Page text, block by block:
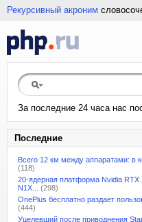
Рекурсивный акроним
За последние 24 часа нас
Последние
Всего 12 км между аппаратами: в
(118)
20-ядерная платформа Nvidia RTX
N1X...
(298)
OnePlus бесплатно раздает
(444)
Уцелевший после приводнения